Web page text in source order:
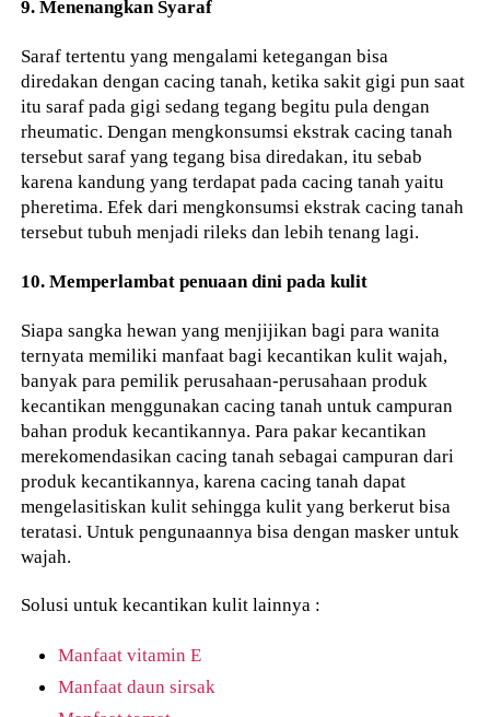
9. Menenangkan Syaraf
Saraf tertentu yang mengalami ketegangan bisa
diredakan dengan cacing tanah, ketika sakit gigi pun saat
itu saraf pada gigi sedang tegang begitu pula dengan
rheumatic. Dengan mengkonsumsi ekstrak cacing tanah
tersebut saraf yang tegang bisa diredakan, itu sebab
karena kandung yang terdapat pada cacing tanah yaitu
pheretima. Efek dari mengkonsumsi ekstrak cacing tanah
tersebut tubuh menjadi rileks dan lebih tenang lagi.
10. Memperlambat penuaan dini pada kulit
Siapa sangka hewan yang menjijikan bagi para wanita
ternyata memiliki manfaat bagi kecantikan kulit wajah,
banyak para pemilik perusahaan-perusahaan produk
kecantikan menggunakan cacing tanah untuk campuran
bahan produk kecantikannya. Para pakar kecantikan
merekomendasikan cacing tanah sebagai campuran dari
produk kecantikannya, karena cacing tanah dapat
mengelasitiskan kulit sehingga kulit yang berkerut bisa
teratasi. Untuk pengunaannya bisa dengan masker untuk
wajah.
Solusi untuk kecantikan kulit lainnya :
Manfaat vitamin E
Manfaat daun sirsak